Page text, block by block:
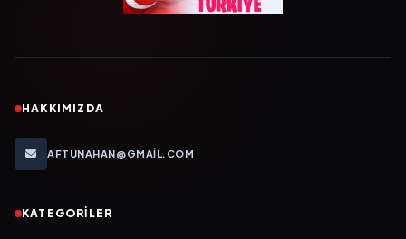
HAKKIMIZDA
AFTUNAHAN@GMAIL.COM
KATEGORILER